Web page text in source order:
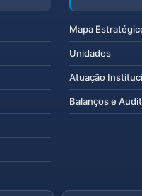
Mapa
Unidades
Atuação
Balanços e